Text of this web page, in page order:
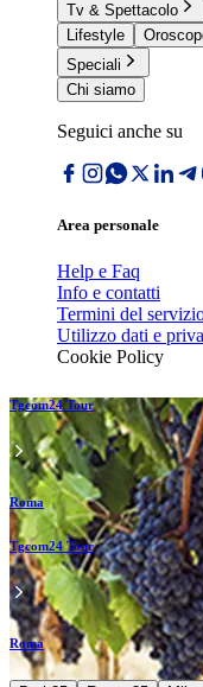
Tv & Spettacolo
Lifestyle
Speciali
Chi siamo
Seguici anche su
Area personale
Help e Faq
Info e contatti
Termini del
Utilizzo dati e
Cookie Policy
Tgcom24 Tour
Roma
Tgcom24 Tour
Roma